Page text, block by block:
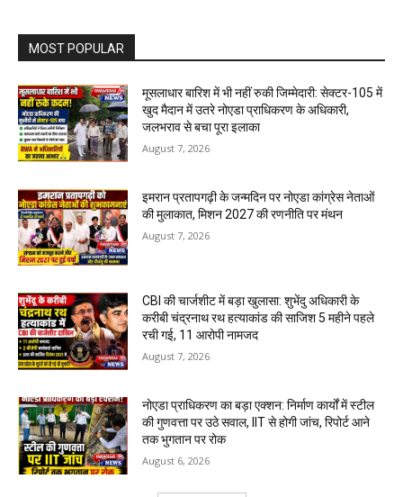
MOST POPULAR
मूसलाधार बारिश में भी नहीं रुकी जिम्मेदारी: सेक्टर-105 में
खुद मैदान में उतरे नोएडा प्राधिकरण के अधिकारी,
जलभराव से बचा पूरा इलाका
August 7, 2026
इमरान प्रतापगढ़ी के जन्मदिन पर नोएडा कांग्रेस नेताओं
की मुलाकात, मिशन 2027 की रणनीति पर मंथन
August 7, 2026
CBI की चार्जशीट में बड़ा खुलासा: शुभेंदु अधिकारी के
करीबी चंद्रनाथ रथ हत्याकांड की साजिश 5 महीने पहले
रची गई, 11 आरोपी नामजद
August 7, 2026
नोएडा प्राधिकरण का बड़ा एक्शन: निर्माण कार्यों में स्टील
की गुणवत्ता पर उठे सवाल, IIT से होगी जांच, रिपोर्ट आने
तक भुगतान पर रोक
August 6, 2026